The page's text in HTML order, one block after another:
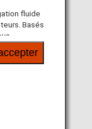
fluide
Basés
sites